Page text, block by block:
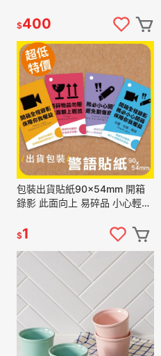
$400
包裝出貨貼紙90x54mm 開箱
錄影 此面向上 易碎品 小心輕放
$1